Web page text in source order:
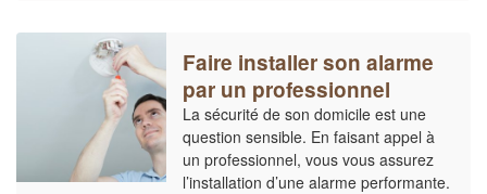
Faire installer son alarme
par un professionnel
La sécurité de son domicile est une
question sensible. En faisant appel à
un professionnel, vous vous assurez
l’installation d’une alarme performante.